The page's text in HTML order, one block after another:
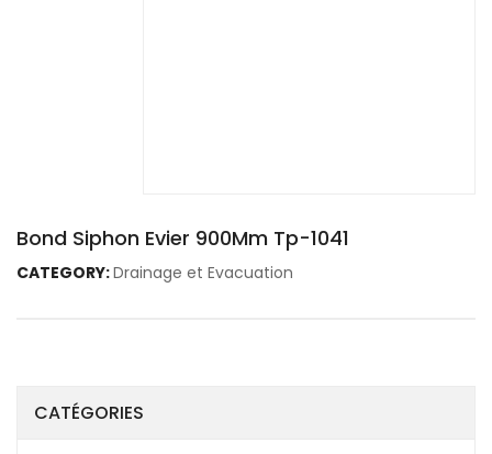
CATÉGORIES
Bond Siphon Evier 900Mm Tp-1041
CATEGORY:Drainage et Evacuation